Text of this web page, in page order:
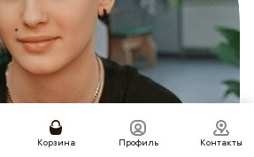
Корзина Профиль Контакты